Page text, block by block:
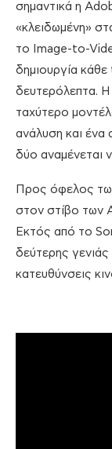
σημαντικά η
«κλειδωμένη»
το Image-to-
δημιουργία κάθε
δευτερόλεπτα. Η
ταχύτερο
ανάλυση και ένα
δύο αναμένεται
Προς όφελος
στον στίβο των
Εκτός από το
δεύτερης
κατευθύνσεις